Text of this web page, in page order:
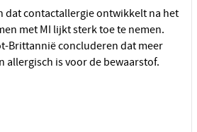
dat contactallergie ontwikkelt na het
met MI lijkt sterk toe te nemen.
Brittannië concluderen dat meer
allergisch is voor de bewaarstof.